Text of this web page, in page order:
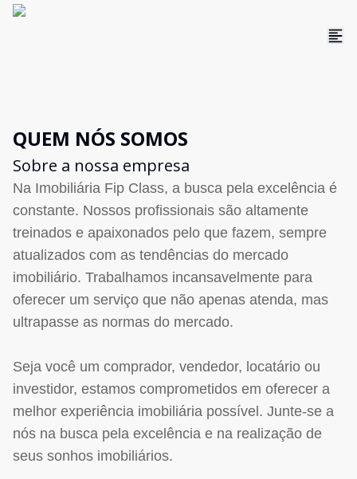
QUEM NÓS SOMOS
Sobre a nossa empresa
Na Imobiliária Fip Class, a busca pela excelência é
constante. Nossos profissionais são altamente
treinados e apaixonados pelo que fazem, sempre
atualizados com as tendências do mercado
imobiliário. Trabalhamos incansavelmente para
oferecer um serviço que não apenas atenda, mas
ultrapasse as normas do mercado.
Seja você um comprador, vendedor, locatário ou
investidor, estamos comprometidos em oferecer a
melhor experiência imobiliária possível. Junte-se a
nós na busca pela excelência e na realização de
seus sonhos imobiliários.